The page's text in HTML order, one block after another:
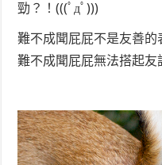
勁？！(((ﾟдﾟ)))
難不成聞屁屁不是友善的
難不成聞屁屁無法搭起友